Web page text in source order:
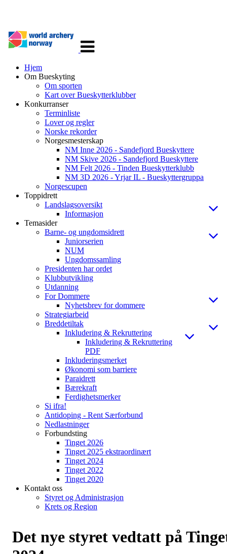
navigasjon
Hjem
Om Bueskyting
Om sporten
Kart over Bueskytterklubber
Konkurranser
Terminliste
Lover og regler
Norske rekorder
Norgesmesterskap
NM Inne 2026 - Sandefjord Bueskyttere
NM Skive 2026 - Sandefjord Bueskyttere
NM Felt 2026 - Tinden Bueskytterklubb
NM 3D 2026 - Yrjar IL - Bueskyttergruppa
Norgescupen
Toppidrett
Landslagsoversikt
Informasjon
Temasider
Barne- og ungdomsidrett
Juniorserien
NUM
Ungdomssamling
Presidenten har ordet
Klubbutvikling
Utdanning
For Dommere
Nyhetsbrev for dommere
Strategiarbeid
Breddetiltak
Inkludering & Rekruttering
Inkludering & Rekruttering
PDF
Inkluderingsmerket
Økonomi som barriere
Paraidrett
Bærekraft
Ferdighetsmerker
Si ifra!
Antidoping - Rent Særforbund
Nedlastninger
Forbundsting
Tinget 2026
Tinget 2025 ekstraordinært
Tinget 2024
Tinget 2022
Tinget 2020
Kontakt oss
Styret og Administrasjon
Krets og Region
Det nye styret vedtatt på